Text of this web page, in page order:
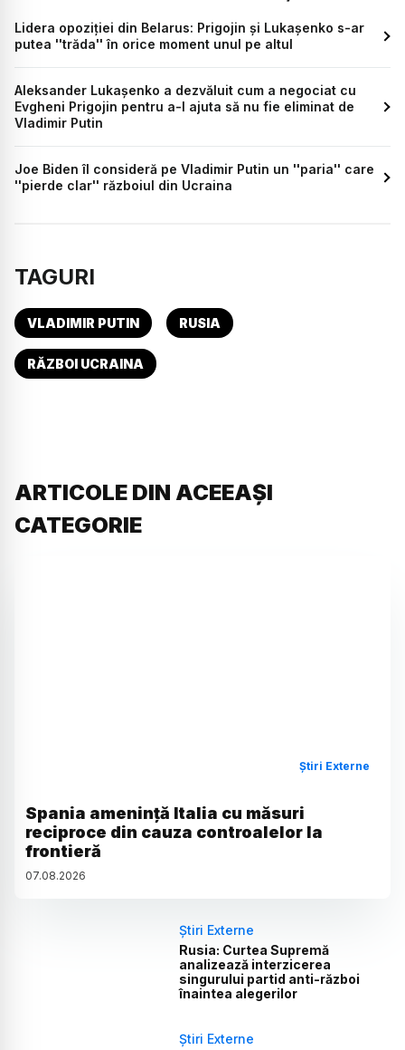
Lidera opoziției din Belarus: Prigojin şi Lukaşenko s-ar
putea ''trăda'' în orice moment unul pe altul
Aleksander Lukașenko a dezvăluit cum a negociat cu
Evgheni Prigojin pentru a-l ajuta să nu fie eliminat de
Vladimir Putin
Joe Biden îl consideră pe Vladimir Putin un ''paria'' care
''pierde clar'' războiul din Ucraina
TAGURI
VLADIMIR PUTIN RUSIA
RĂZBOI UCRAINA
ARTICOLE DIN ACEEAȘI
CATEGORIE
Știri Externe
Spania amenință Italia cu măsuri
reciproce din cauza controalelor la
frontieră
07.08.2026
Știri Externe
Rusia: Curtea Supremă
analizează interzicerea
singurului partid anti-război
înaintea alegerilor
Știri Externe